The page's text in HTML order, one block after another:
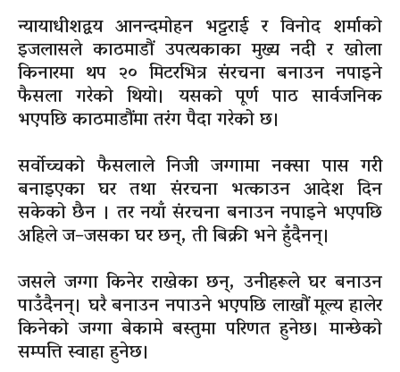
न्यायाधीशद्वय आनन्दमोहन भट्टराई र विनोद शर्माको
इजलासले काठमाडौं उपत्यकाका मुख्य नदी र खोला
किनारमा थप २० मिटरभित्र संरचना बनाउन नपाइने
फैसला गरेको थियो। यसको पूर्ण पाठ सार्वजनिक
भएपछि काठमाडौंमा तरंग पैदा गरेको छ।
सर्वोच्चको फैसलाले निजी जग्गामा नक्सा पास गरी
बनाइएका घर तथा संरचना भत्काउन आदेश दिन
सकेको छैन । तर नयाँ संरचना बनाउन नपाइने भएपछि
अहिले ज–जसका घर छन्, ती बिक्री भने हुँदैनन्।
जसले जग्गा किनेर राखेका छन्, उनीहरूले घर बनाउन
पाउँदैनन्। घरै बनाउन नपाउने भएपछि लाखौं मूल्य हालेर
किनेको जग्गा बेकामे बस्तुमा परिणत हुनेछ। मान्छेको
सम्पत्ति स्वाहा हुनेछ।